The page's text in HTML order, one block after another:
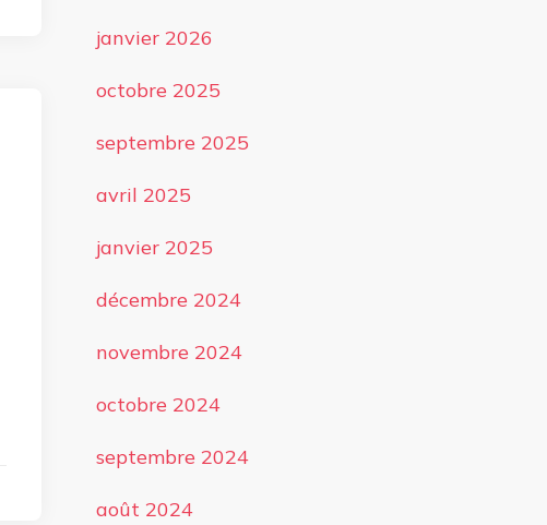
janvier 2026
octobre 2025
septembre 2025
avril 2025
janvier 2025
décembre 2024
novembre 2024
octobre 2024
septembre 2024
août 2024